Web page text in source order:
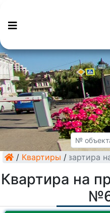
/ Квартиры /
Квартира
Квартира на